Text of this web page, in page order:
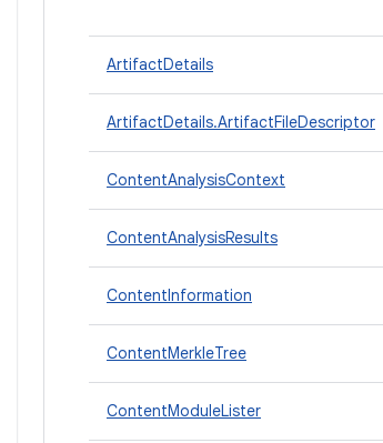
ArtifactDetails
ArtifactDetails.ArtifactFileDescriptor
ContentAnalysisContext
ContentAnalysisResults
ContentInformation
ContentMerkleTree
ContentModuleLister